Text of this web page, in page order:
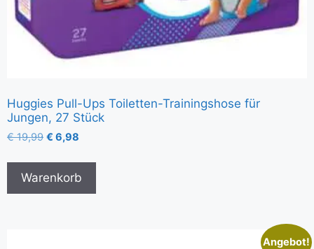
Huggies Pull-Ups Toiletten-Trainingshose für
Jungen, 27 Stück
€19,99 € 6,98
Warenkorb
Angebot!